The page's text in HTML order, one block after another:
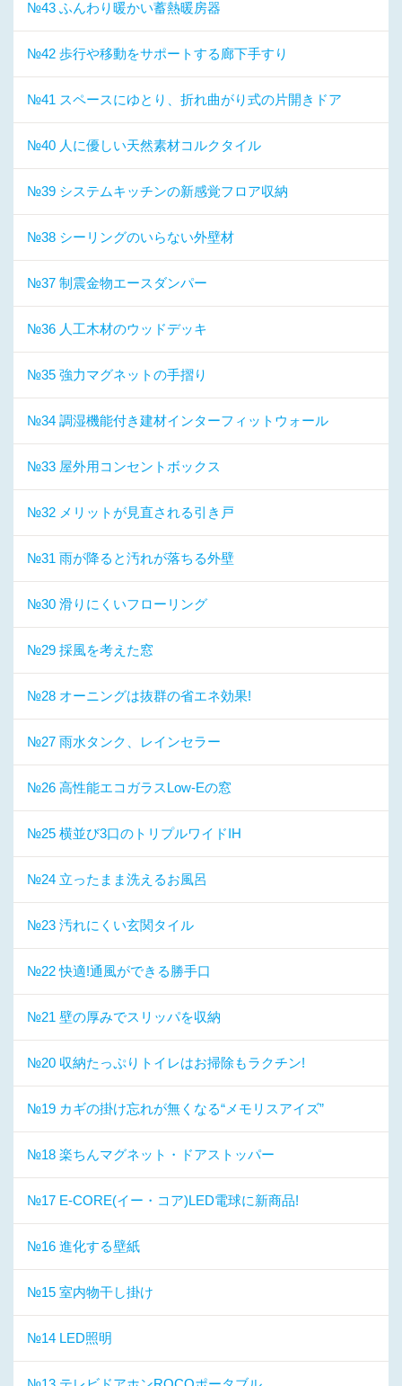
№43 ふんわり暖かい蓄熱暖房器
№42 歩行や移動をサポートする廊下手すり
№41 スペースにゆとり、折れ曲がり式の片開きドア
№40 人に優しい天然素材コルクタイル
№39 システムキッチンの新感覚フロア収納
№38 シーリングのいらない外壁材
№37 制震金物エースダンパー
№36 人工木材のウッドデッキ
№35 強力マグネットの手摺り
№34 調湿機能付き建材インターフィットウォール
№33 屋外用コンセントボックス
№32 メリットが見直される引き戸
№31 雨が降ると汚れが落ちる外壁
№30 滑りにくいフローリング
№29 採風を考えた窓
№28 オーニングは抜群の省エネ効果!
№27 雨水タンク、レインセラー
№26 高性能エコガラスLow-Eの窓
№25 横並び3口のトリプルワイドIH
№24 立ったまま洗えるお風呂
№23 汚れにくい玄関タイル
№22 快適!通風ができる勝手口
№21 壁の厚みでスリッパを収納
№20 収納たっぷりトイレはお掃除もラクチン!
№19 カギの掛け忘れが無くなる“メモリスアイズ”
№18 楽ちんマグネット・ドアストッパー
№17 E-CORE(イー・コア)LED電球に新商品!
№16 進化する壁紙
№15 室内物干し掛け
№14 LED照明